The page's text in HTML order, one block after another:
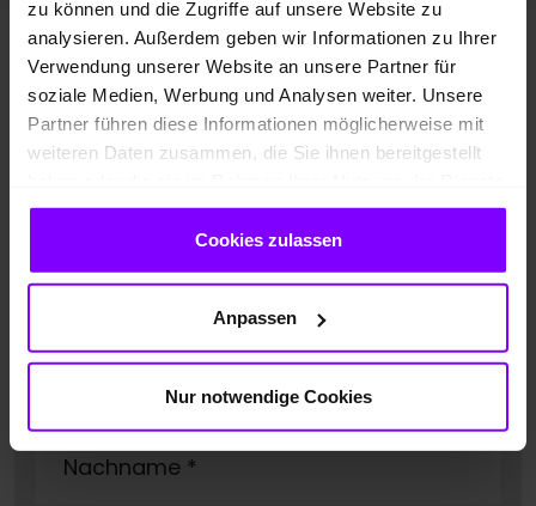
zu können und die Zugriffe auf unsere Website zu
analysieren. Außerdem geben wir Informationen zu Ihrer
Verwendung unserer Website an unsere Partner für
soziale Medien, Werbung und Analysen weiter. Unsere
Partner führen diese Informationen möglicherweise mit
weiteren Daten zusammen, die Sie ihnen bereitgestellt
gesammelt haben.
Cookies zulassen
Anpassen
Nur notwendige Cookies
Haben Sie Fragen zum VW
Touaran?Kontaktieren Sie uns!
Herr Frau
Vorname*
Nachname *